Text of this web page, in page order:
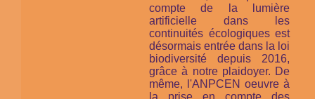
compte de la lumière
artificielle dans les
continuités écologiques est
désormais entrée dans la loi
biodiversité depuis 2016,
grâce à notre plaidoyer. De
même, l'ANPCEN oeuvre à
la prise en compte des